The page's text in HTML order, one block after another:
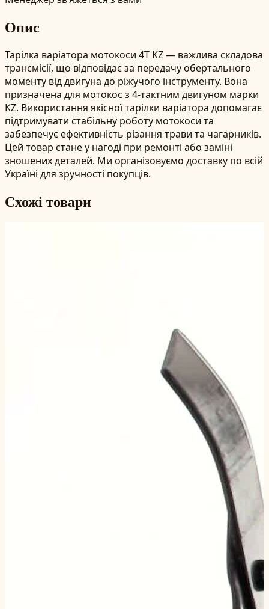
Опис
Тарілка варіатора мотокоси 4T KZ — важлива складова
трансмісії, що відповідає за передачу обертального
моменту від двигуна до ріжучого інструменту. Вона
призначена для мотокос з 4-тактним двигуном марки
KZ. Використання якісної тарілки варіатора допомагає
підтримувати стабільну роботу мотокоси та
забезпечує ефективність різання трави та чагарників.
Цей товар стане у нагоді при ремонті або заміні
зношених деталей. Ми організовуємо доставку по всій
Україні для зручності покупців.
Схожі товари